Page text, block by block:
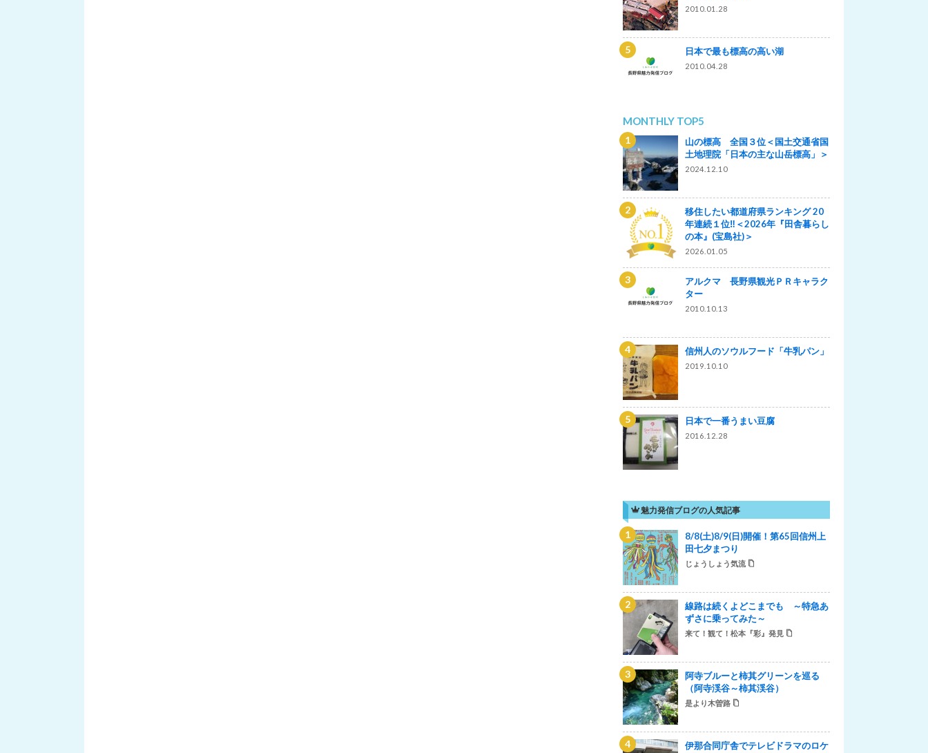
2010.01.28
日本で最も標高の高い湖
2010.04.28
MONTHLY TOP5
山の標高 全国３位＜国土交通省国
土地理院「日本の主な山岳標高」＞
2024.12.10
移住したい都道府県ランキング 20
年連続１位‼＜2026年『田舎暮らし
の本』(宝島社)＞
2026.01.05
アルクマ 長野県観光ＰＲキャラク
ター
2010.10.13
信州人のソウルフード「牛乳パン」
2019.10.10
日本で一番うまい豆腐
2016.12.28
魅力発信ブログの人気記事
8/8(土)8/9(日)開催！第65回信州上
田七夕まつり
じょうしょう気流
線路は続くよどこまでも ～特急あ
ずさに乗ってみた～
来て！観て！松本『彩』発見
阿寺ブルーと柿其グリーンを巡る
（阿寺渓谷～柿其渓谷）
是より木曽路
伊那合同庁舎でテレビドラマのロケ